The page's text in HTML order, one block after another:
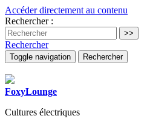
Accéder directement au contenu
Rechercher :
Rechercher
Toggle navigation Rechercher
FoxyLounge
Cultures électriques